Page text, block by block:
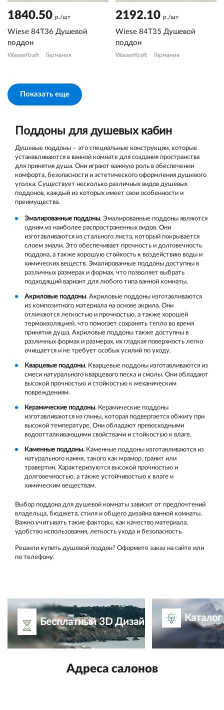
1840.50 р./шт
Wiese 84T36 Душевой
поддон
WasserKraft Германия
2192.10 р./шт
Wiese 84T35 Душевой
поддон
WasserKraft Германия
Показать еще
Поддоны для душевых кабин
Душевые поддоны – это специальные конструкции, которые
устанавливаются в ванной комнате для создания пространства
для принятия душа. Они играют важную роль в обеспечении
комфорта, безопасности и эстетического оформления душевого
уголка. Существует несколько различных видов душевых
поддонов, каждый из которых имеет свои особенности и
преимущества.
Эмалированные поддоны. Эмалированные поддоны являются
одним из наиболее распространенных видов. Они
изготавливаются из стального листа, который покрывается
слоем эмали. Это обеспечивает прочность и долговечность
поддона, а также хорошую стойкость к воздействию воды и
химических веществ. Эмалированные поддоны доступны в
различных размерах и формах, что позволяет выбрать
подходящий вариант для любого типа ванной комнаты.
Акриловые поддоны. Акриловые поддоны изготавливаются
из композитного материала на основе акрила. Они
отличаются легкостью и прочностью, а также хорошей
термоизоляцией, что помогает сохранять тепло во время
принятия душа. Акриловые поддоны также доступны в
различных формах и размерах, их гладкая поверхность легко
очищается и не требует особых усилий по уходу.
Кварцевые поддоны. Кварцевые поддоны изготавливаются из
смеси натурального кварцевого песка и смолы. Они обладают
высокой прочностью и стойкостью к механическим
повреждениям.
Керамические поддоны. Керамические поддоны
изготавливаются из глины, которая подвергается обжигу при
высокой температуре. Они обладают превосходными
водоотталкивающими свойствами и стойкостью к влаге.
Каменные поддоны. Каменные поддоны изготавливаются из
натурального камня, такого как мрамор, гранит или
травертин. Характеризуются высокой прочностью и
долговечностью, а также устойчивостью к влаге и
химическим веществам.
Выбор поддона для душевой комнаты зависит от предпочтений
владельца, бюджета, стиля и общего дизайна ванной комнаты.
Важно учитывать такие факторы, как качество материала,
удобство использования, легкость ухода и безопасность.
Решили купить душевой поддон? Оформите заказ на сайте или
по телефону.
Бесплатный 3D Дизайн-проект
Адреса салонов